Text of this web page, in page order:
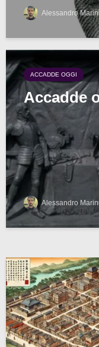
Alessandro
ACCADDE OGGI
Accadde
Alessandro